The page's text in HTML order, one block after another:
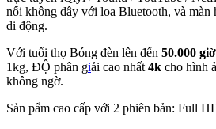
nối không dây với loa Bluetooth, và màn
di động.
Với tuổi thọ Bóng đèn lên đến 50.000 giờ
1kg, ĐỘ phân giải cao nhất 4k cho hình
không ngờ.
Sản pẩm cao cấp với 2 phiên bản: Full